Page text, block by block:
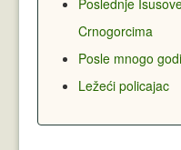
Poslednje
Crnogorcima
Posle mnogo
Ležeći policajac